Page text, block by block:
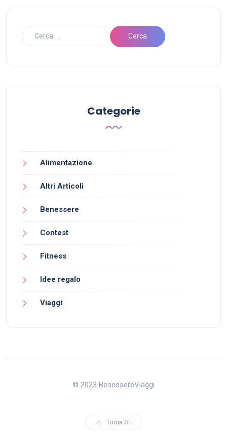
Categorie
Alimentazione
Altri Articoli
Benessere
Contest
Fitness
Idee regalo
Viaggi
© 2023 BenessereViaggi
Torna Su